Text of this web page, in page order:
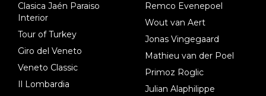
Clasica Jaén Paraiso
Interior
Tour of Turkey
Giro del Veneto
Veneto Classic
Il Lombardia
Remco Evenepoel
Wout van Aert
Jonas Vingegaard
Mathieu van der Poel
Primoz Roglic
Julian Alaphilippe